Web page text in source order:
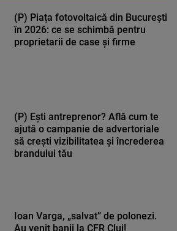
(P) Piața fotovoltaică din București
în 2026: ce se schimbă pentru
proprietarii de case și firme
(P) Ești antreprenor? Află cum te
ajută o campanie de advertoriale
să crești vizibilitatea și încrederea
brandului tău
Ioan Varga, „salvat” de polonezi.
Au venit banii la CFR Cluj!